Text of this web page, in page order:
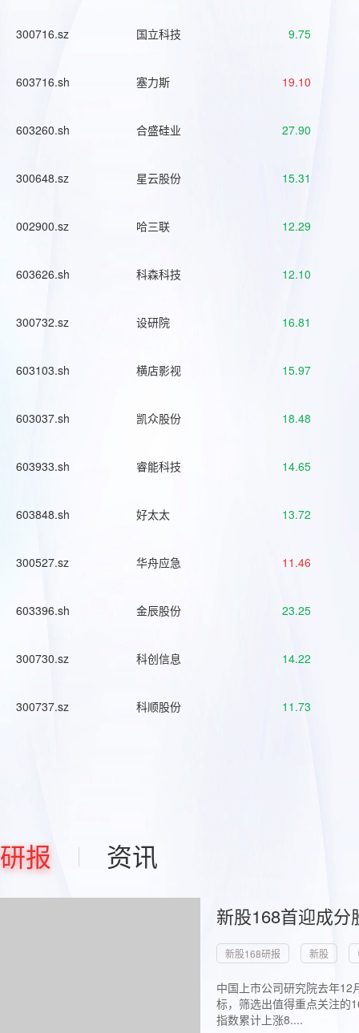
300716.sz 国立科技 9.75
603716.sh 塞力斯 19.10
603260.sh 合盛硅业 27.90
300648.sz 星云股份 15.31
002900.sz 哈三联 12.29
603626.sh 科森科技 12.10
300732.sz 设研院 16.81
603103.sh 横店影视 15.97
603037.sh 凯众股份 18.48
603933.sh 睿能科技 14.65
603848.sh 好太太 13.72
300527.sz 华舟应急 11.46
603396.sh 金辰股份 23.25
300730.sz 科创信息 14.22
300737.sz 科顺股份 11.73
研报 资讯
新股168首迎成
新股168研报 新股
中国上市公司研究院去年
标，筛选出值得重点关注的
指数累计上涨8....